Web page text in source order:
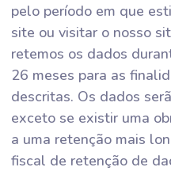
pelo período em que
site ou visitar o nosso
retemos os dados
26 meses para as
descritas. Os dados
exceto se existir uma
a uma retenção mais
fiscal de retenção de